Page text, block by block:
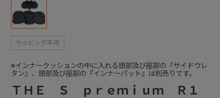
ＴＨＥ Ｓ ｐｒｅｍｉｕｍ Ｒ１
※インナークッションの中に入れる頭部及び座部の『サイドウレ
タン』、頭部及び座部の『インナーパット』は別売りです。